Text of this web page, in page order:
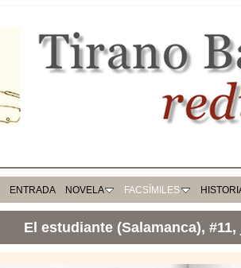
ENTRADA NOVELA FACSÍMILES
El estudiante (Salamanca),